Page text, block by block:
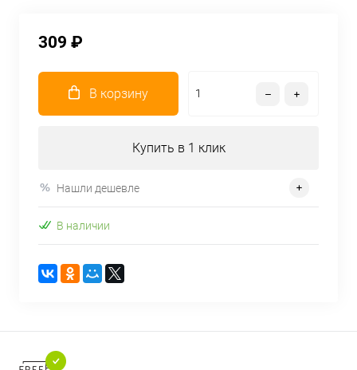
309 ₽
В корзину
Купить в 1 клик
Нашли дешевле
В наличии